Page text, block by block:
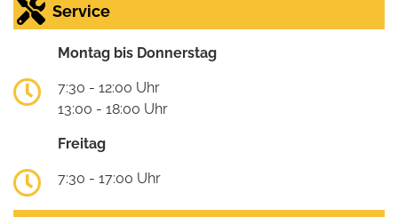
Service
Montag bis Donnerstag
7:30 - 12:00 Uhr
13:00 - 18:00 Uhr
Freitag
7:30 - 17:00 Uhr